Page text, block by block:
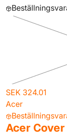
SEK 324.01
Acer
Acer